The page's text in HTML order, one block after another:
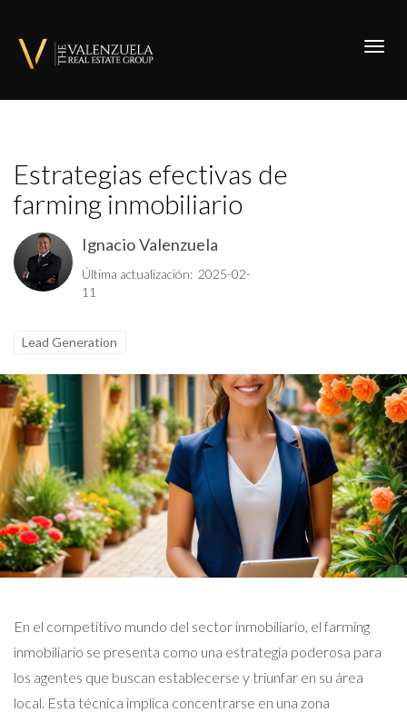
Estrategias efectivas de
farming inmobiliario
Ignacio Valenzuela
Última actualización: 2025-02-
11
Lead Generation
En el competitivo mundo del sector inmobiliario, el farming
inmobiliario se presenta como una estrategia poderosa para
los agentes que buscan establecerse y triunfar en su área
local. Esta técnica implica concentrarse en una zona